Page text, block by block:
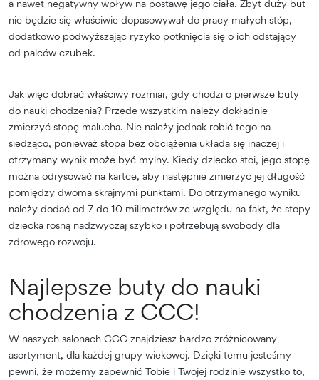
a nawet negatywny wpływ na postawę jego ciała. Zbyt duży but
nie będzie się właściwie dopasowywał do pracy małych stóp,
dodatkowo podwyższając ryzyko potknięcia się o ich odstający
od palców czubek.
Jak więc dobrać właściwy rozmiar, gdy chodzi o pierwsze buty
do nauki chodzenia? Przede wszystkim należy dokładnie
zmierzyć stopę malucha. Nie należy jednak robić tego na
siedząco, ponieważ stopa bez obciążenia układa się inaczej i
otrzymany wynik może być mylny. Kiedy dziecko stoi, jego stopę
można odrysować na kartce, aby następnie zmierzyć jej długość
pomiędzy dwoma skrajnymi punktami. Do otrzymanego wyniku
należy dodać od 7 do 10 milimetrów ze względu na fakt, że stopy
dziecka rosną nadzwyczaj szybko i potrzebują swobody dla
zdrowego rozwoju.
Najlepsze buty do nauki
chodzenia z CCC!
W naszych salonach CCC znajdziesz bardzo zróżnicowany
asortyment, dla każdej grupy wiekowej. Dzięki temu jesteśmy
pewni, że możemy zapewnić Tobie i Twojej rodzinie wszystko to,